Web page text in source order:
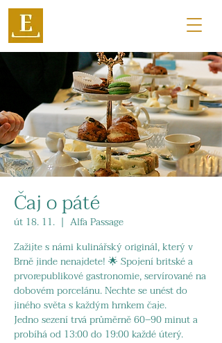
Čaj o páté
út 18. 11.
  |
Alfa Passage
Zažijte s námi kulinářský originál, který v
Brně jinde nenajdete! 🌟 Spojení britské a
prvorepublikové gastronomie, servírované na
dobovém porcelánu. Nechte se unést do
jiného světa s každým hrnkem čaje.
Jedno sezení trvá průměrně 60–90 minut a
probíhá od 13:00 do 19:00 každé úterý.